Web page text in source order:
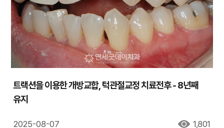
트랙션을 이용한 개방교합, 턱관절교정 치료전후 - 8년째
유지
2025-08-07 1,801